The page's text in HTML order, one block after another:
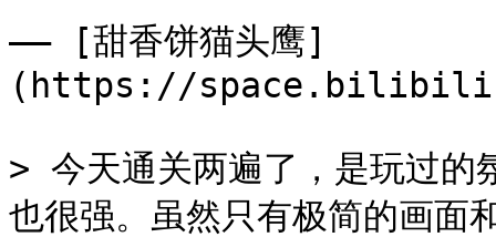
—— [甜香饼猫头鹰]
(https://
> 今天通关两遍了，是玩过的
也很强。虽然只有极简的画面